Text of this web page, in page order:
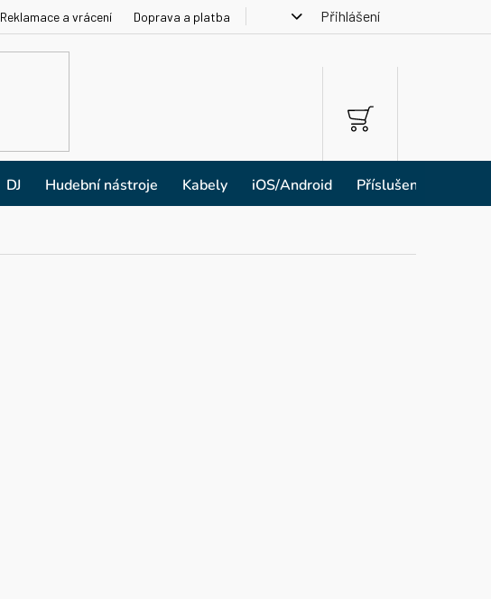
Reklamace a vrácení Doprava a platba Přihlášení
NÁKUPNÍ
KOŠÍK
DJ Hudební nástroje Kabely iOS/Android Příslušenství